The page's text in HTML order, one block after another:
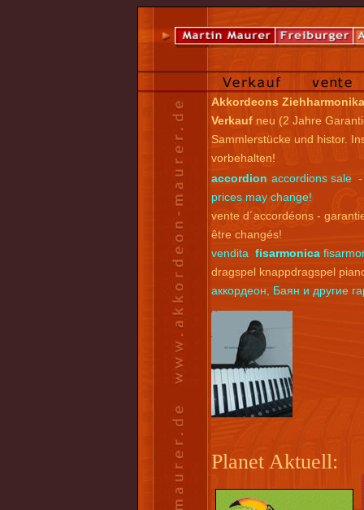
Akkordeons
Verkauf neu (2 Jahre
Sammlerstücke und histor.
vorbehalten!
accordion accordions sale -
prices may change!
vente d´accordéons -
être changés!
vendita fisarmonica
dragspel knappdragspel
аккордеон, Баян и другие
Planet Aktuell: